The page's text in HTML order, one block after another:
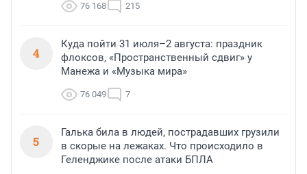
76 168 215
4
Куда пойти 31 июля–2 августа: праздник
флоксов, «Пространственный сдвиг» у
Манежа и «Музыка мира»
76 049 7
5
Галька била в людей, пострадавших грузили
в скорые на лежаках. Что происходило в
Геленджике после атаки БПЛА